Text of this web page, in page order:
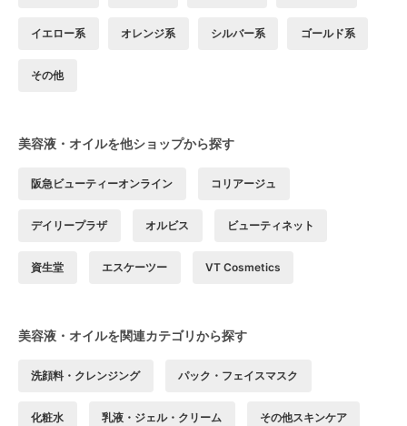
イエロー系 オレンジ系 シルバー系 ゴールド系
その他
美容液・オイルを他ショップから探す
阪急ビューティーオンライン コリアージュ
デイリープラザ オルビス ビューティネット
資生堂 エスケーツー VT Cosmetics
美容液・オイルを関連カテゴリから探す
洗顔料・クレンジング パック・フェイスマスク
化粧水 乳液・ジェル・クリーム その他スキンケア